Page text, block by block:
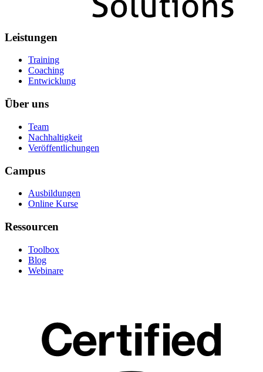
Leistungen
Training
Coaching
Entwicklung
Über uns
Team
Nachhaltigkeit
Veröffentlichungen
Campus
Ausbildungen
Online Kurse
Ressourcen
Toolbox
Blog
Webinare